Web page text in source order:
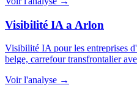
Visibilité IA a Arlon
Visibilité IA pour les entreprises
belge, carrefour transfrontalier
Voir l'analyse →